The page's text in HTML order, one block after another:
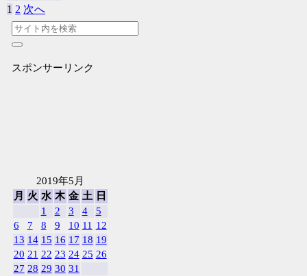
1 2 次へ
スポンサーリンク
2019年5月
月
火 水 木 金 土 日
1
2 3 4
5
6
7 8 9 10 11 12
13 14 15 16 17 18 19
20 21 22 23 24 25 26
27 28 29 30 31